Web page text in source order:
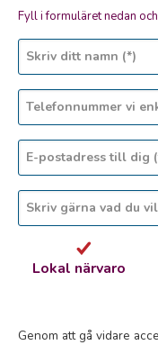
Fyll i formuläret nedan
Lokal närvaro
Genom att gå vidare